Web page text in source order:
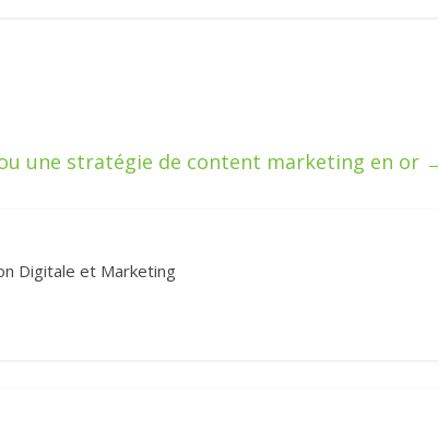
une stratégie de content marketing en or
Digitale et Marketing